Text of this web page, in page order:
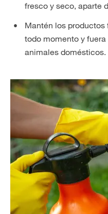
fresco y seco, aparte
Mantén los
todo momento y
animales domésticos.